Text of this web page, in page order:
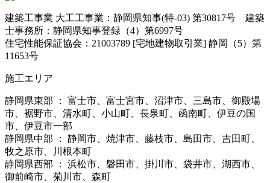
建築工事業 大工工事業：静岡県知事(特-03) 第30817号 建築
士事務所：静岡県知事登録（4）第6997号
住宅性能保証協会：21003789 [宅地建物取引業] 静岡（5）第
11653号
施工エリア
静岡県東部 ： 富士市、富士宮市、沼津市、三島市、御殿場
市、裾野市、清水町、小山町、長泉町、函南町、伊豆の国
市、伊豆市一部
静岡県中部 ： 静岡市、焼津市、藤枝市、島田市、吉田町、
牧之原市、川根本町
静岡県西部 ： 浜松市、磐田市、掛川市、袋井市、湖西市、
御前崎市、菊川市、森町